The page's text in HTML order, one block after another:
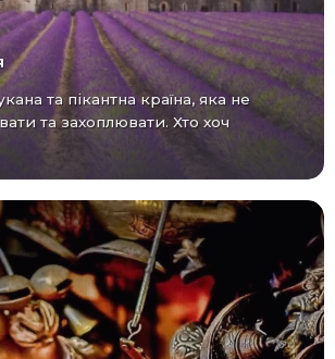
та захоплювати. Хто хоч